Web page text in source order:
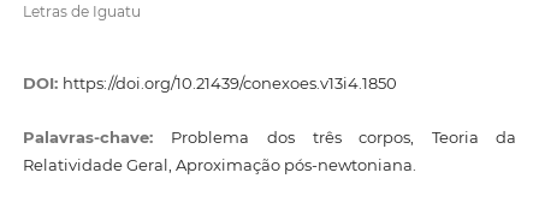
Letras de Iguatu
DOI: https://doi.org/10.21439/conexoes.v13i4.1850
Palavras-chave: Problema dos três corpos, Teoria da
Relatividade Geral, Aproximação pós-newtoniana.